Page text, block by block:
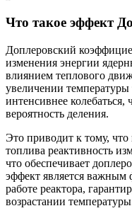
Что такое эффект
Доплеровский
изменения энергии
влиянием теплового
увеличении
интенсивнее
вероятность деления.
Это приводит к тому,
топлива реактивность
что обеспечивает
эффект является важным
работе реактора,
возрастании